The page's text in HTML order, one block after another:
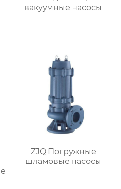
вакуумные насосы
ZJQ Погружные
шламовые насосы